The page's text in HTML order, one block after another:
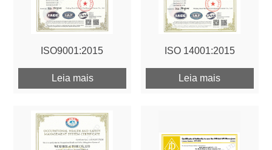
ISO9001:2015
Leia mais
ISO 14001:2015
Leia mais